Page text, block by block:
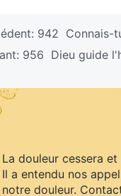
942 Connais-
956 Dieu guide
La douleur cessera
Il a entendu nos
notre douleur.